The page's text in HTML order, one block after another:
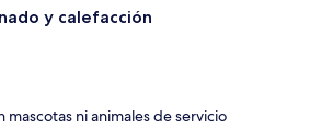
y calefacción
mascotas ni animales de servicio